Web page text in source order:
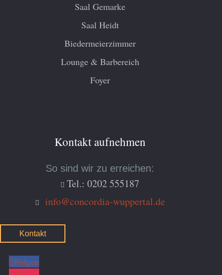
Saal Gemarke
Saal Heidt
Biedermeierzimmer
Lounge & Barbereich
Foyer
Kontakt aufnehmen
So sind wir zu erreichen:
 Tel.: 0202 555187
 info@concordia-wuppertal.de
Kontakt
Folgen